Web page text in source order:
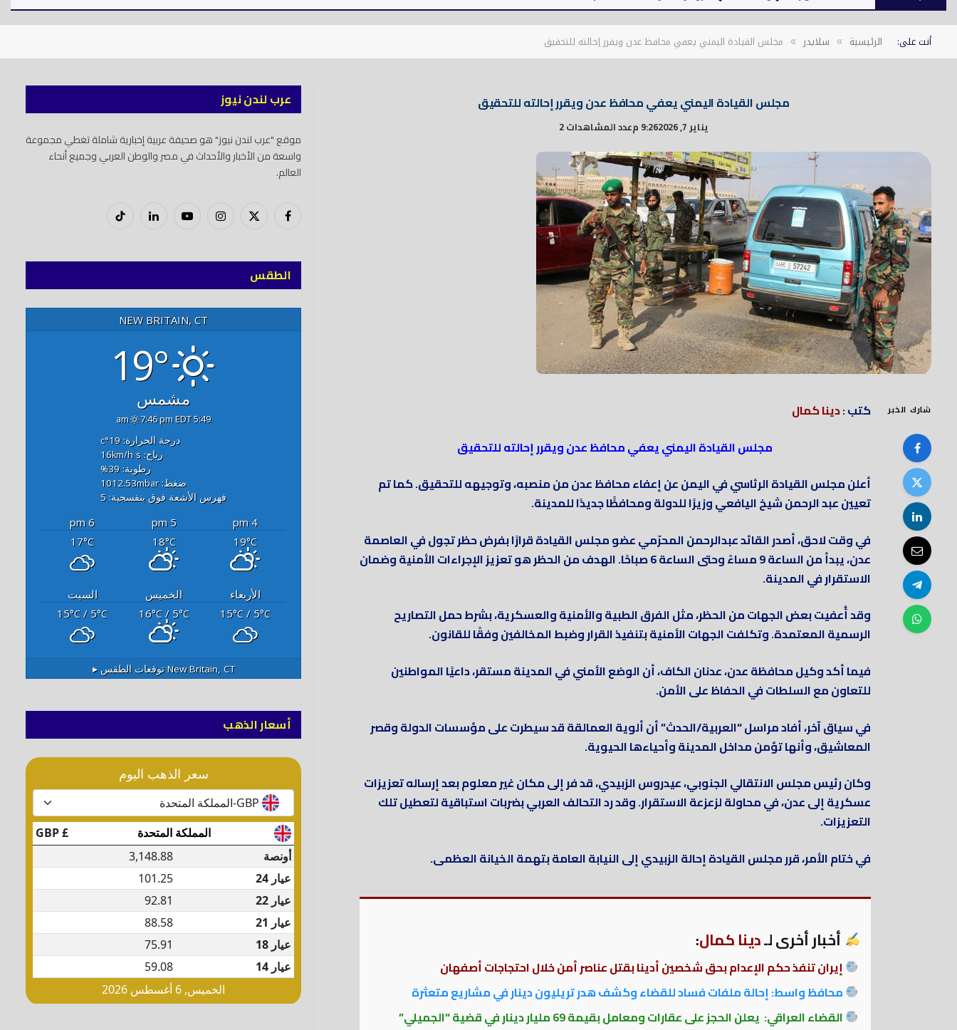
أنت على: الرئيسية » سلايدر » مجلس القيادة اليمني يعفي محافظ عدن ويقرر إحالته للتحقيق
مجلس القيادة اليمني يعفي محافظ عدن ويقرر إحالته للتحقيق
يناير 7, 2026 9:26 م عدد المشاهدات 2
شارك الخبر كتب :دينا كمال
مجلس القيادة اليمني يعفي محافظ عدن ويقرر إحالته للتحقيق
أعلن مجلس القيادة الرئاسي في اليمن عن إعفاء محافظ عدن من منصبه، وتوجيهه للتحقيق. كما تم
تعيين عبد الرحمن شيخ اليافعي وزيرًا للدولة ومحافظًا جديدًا للمدينة.
في وقت لاحق، أصدر القائد عبدالرحمن المحرّمي عضو مجلس القيادة قرارًا بفرض حظر تجول في العاصمة
عدن، يبدأ من الساعة 9 مساءً وحتى الساعة 6 صباحًا. الهدف من الحظر هو تعزيز الإجراءات الأمنية وضمان
الاستقرار في المدينة.
وقد أُعفيت بعض الجهات من الحظر، مثل الفرق الطبية والأمنية والعسكرية، بشرط حمل التصاريح
الرسمية المعتمدة. وتكلفت الجهات الأمنية بتنفيذ القرار وضبط المخالفين وفقًا للقانون.
فيما أكد وكيل محافظة عدن، عدنان الكاف، أن الوضع الأمني في المدينة مستقر، داعيًا المواطنين
للتعاون مع السلطات في الحفاظ على الأمن.
في سياق آخر، أفاد مراسل “العربية/الحدث” أن ألوية العمالقة قد سيطرت على مؤسسات الدولة وقصر
المعاشيق، وأنها تؤمن مداخل المدينة وأحياءها الحيوية.
وكان رئيس مجلس الانتقالي الجنوبي، عيدروس الزبيدي، قد فر إلى مكان غير معلوم بعد إرساله تعزيزات
عسكرية إلى عدن، في محاولة لزعزعة الاستقرار. وقد رد التحالف العربي بضربات استباقية لتعطيل تلك
التعزيزات.
في ختام الأمر، قرر مجلس القيادة إحالة الزبيدي إلى النيابة العامة بتهمة الخيانة العظمى.
أخبار أخرى لـدينا كمال:
إيران تنفذ حكم الإعدام بحق شخصين أدينا بقتل عناصر أمن خلال احتجاجات أصفهان
محافظ واسط: إحالة ملفات فساد للقضاء وكشف هدر تريليون دينار في مشاريع متعثرة
القضاء العراقي: يعلن الحجز على عقارات ومعامل بقيمة 69 مليار دينار في قضية “الجميلي”
عرب لندن نيوز
موقع "عرب لندن نيوز" هو صحيفة عربية إخبارية شاملة تغطي مجموعة
واسعة من الأخبار والأحداث في مصر والوطن العربي وجميع أنحاء
العالم.
فيسبوك
X
إنستغرام يوتيوب لينكدود
تيك
الطقس
NEW BRITAIN, CT
19°
مشمس
5:49 am
7:46 pm EDT
درجة الحرارة: 19
°c
رياح: 16 km/h s
رطوبة: 39
%
ضغط: 1012.53mbar
فهرس الأشعة فوق بنفسجية: 5
4 pm
5 pm
6 pm
19°C
18°C
17°C
الأربعاء الخميس
السبت
15°C/ 5°C
16°C/ 5°C
15°C / 5°C
New Britain, CTتوقعات الطقس ▸
أسعار الذهب